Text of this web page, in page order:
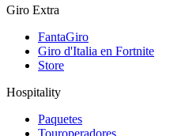
Giro Extra
FantaGiro
Giro d'Italia en Fortnite
Store
Hospitality
Paquetes
Touroperadores